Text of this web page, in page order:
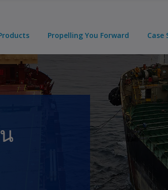
Propelling You Forward Case